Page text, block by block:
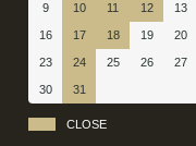
9 10 11 12 13
16 17 18 19 20
23 24 25 26 27
30 31
CLOSE